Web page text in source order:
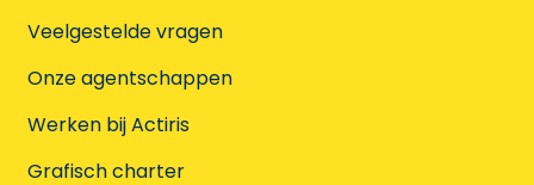
Veelgestelde vragen
Onze agentschappen
Werken bij Actiris
Grafisch charter